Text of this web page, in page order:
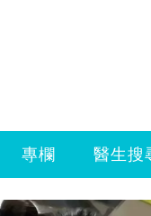
專欄 醫生搜